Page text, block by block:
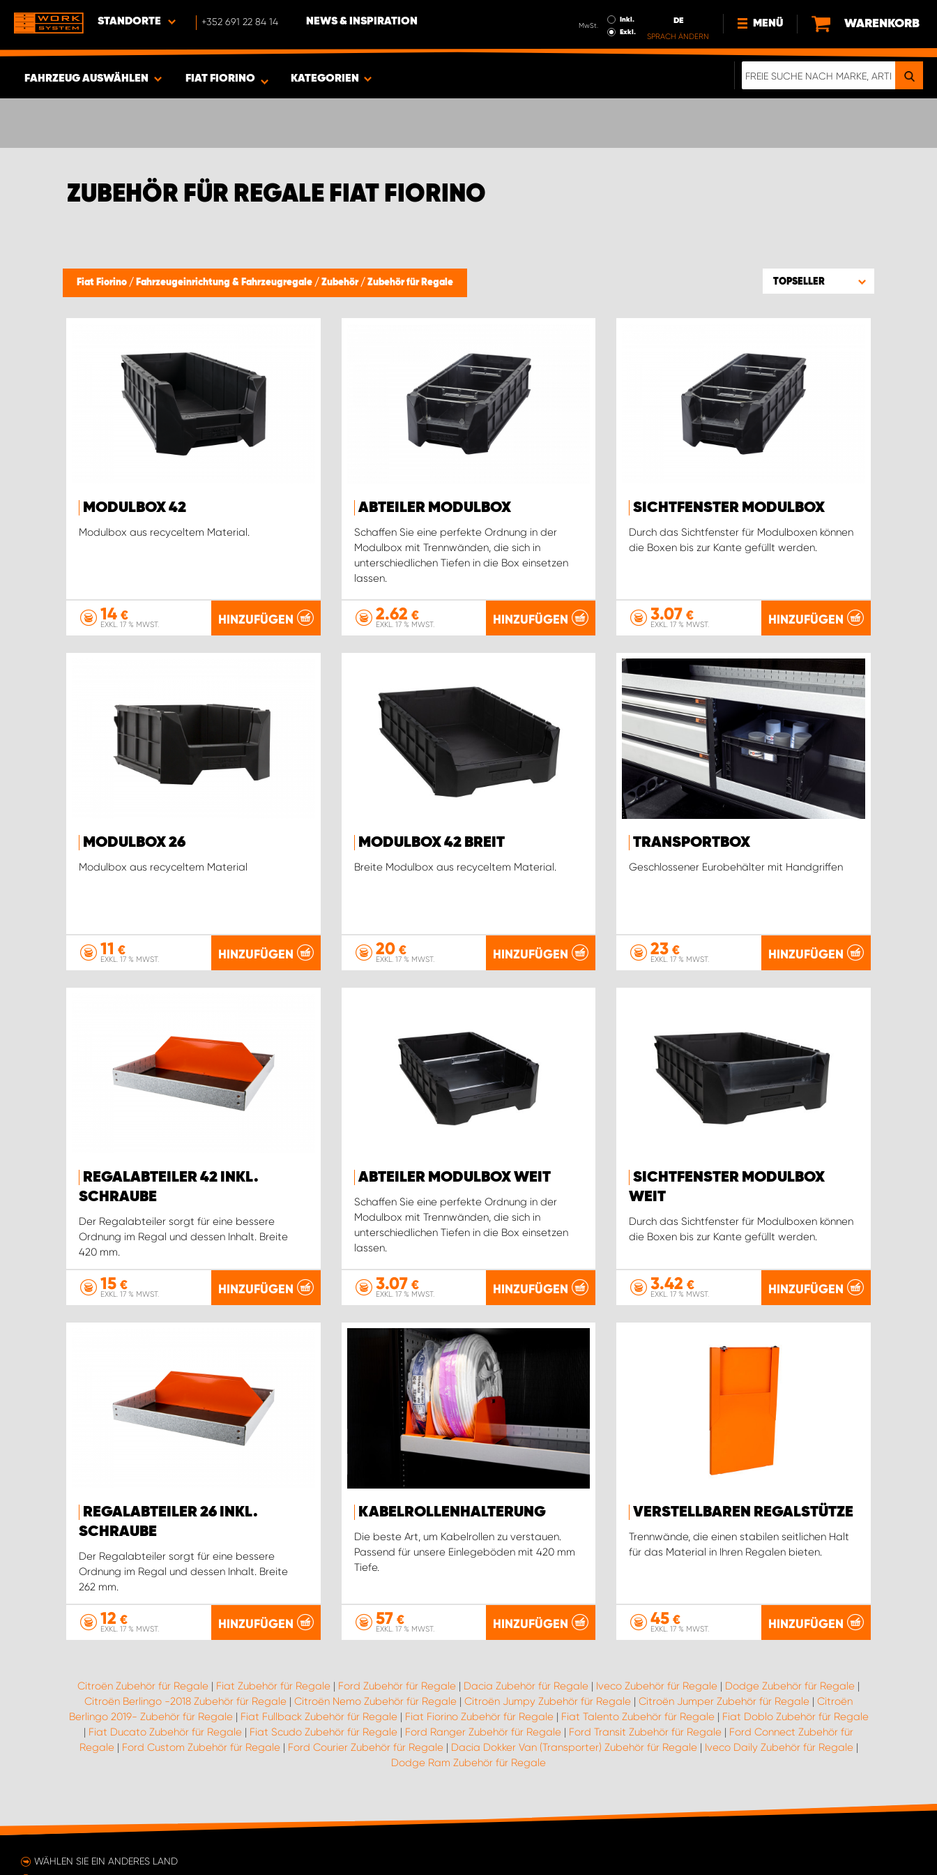
STANDORTE +352 691 22 84 14 NEWS & INSPIRATION MwSt.
Inkl.
Exkl.
DE
SPRACH ÄNDERN
MENÜ
NEWS
WARENKORB
FAHRZEUG AUSWÄHLEN FIAT FIORINO KATEGORIEN
ZUBEHÖR FÜR REGALE FIAT FIORINO
Fiat Fiorino / Fahrzeugeinrichtung & Fahrzeugregale / Zubehör / Zubehör für Regale TOPSELLER
MODULBOX 42
Modulbox aus recyceltem Material.
14 €
EXKL. 17 % MWST. HINZUFÜGEN
ABTEILER MODULBOX
Schaffen Sie eine perfekte Ordnung in der
Modulbox mit Trennwänden, die sich in
unterschiedlichen Tiefen in die Box einsetzen
lassen.
2.62 €
EXKL. 17 % MWST. HINZUFÜGEN
SICHTFENSTER MODULBOX
Durch das Sichtfenster für Modulboxen können
die Boxen bis zur Kante gefüllt werden.
3.07 €
EXKL. 17 % MWST. HINZUFÜGEN
MODULBOX 26
Modulbox aus recyceltem Material
11 €
EXKL. 17 % MWST. HINZUFÜGEN
MODULBOX 42 BREIT
Breite Modulbox aus recyceltem Material.
20€
EXKL. 17 % MWST. HINZUFÜGEN
TRANSPORTBOX
Geschlossener Eurobehälter mit Handgriffen
23 €
EXKL. 17 % MWST. HINZUFÜGEN
REGALABTEILER 42 INKL.
SCHRAUBE
Der Regalabteiler sorgt für eine bessere
Ordnung im Regal und dessen Inhalt. Breite
420 mm.
15 €
EXKL. 17 % MWST. HINZUFÜGEN
ABTEILER MODULBOX WEIT
Schaffen Sie eine perfekte Ordnung in der
Modulbox mit Trennwänden, die sich in
unterschiedlichen Tiefen in die Box einsetzen
lassen.
3.07€
EXKL. 17 % MWST. HINZUFÜGEN
SICHTFENSTER MODULBOX
WEIT
Durch das Sichtfenster für Modulboxen können
die Boxen bis zur Kante gefüllt werden.
3.42 €
EXKL. 17 % MWST. HINZUFÜGEN
REGALABTEILER 26 INKL.
SCHRAUBE
Der Regalabteiler sorgt für eine bessere
Ordnung im Regal und dessen Inhalt. Breite
262 mm.
12 €
EXKL. 17 % MWST. HINZUFÜGEN
KABELROLLENHALTERUNG
Die beste Art, um Kabelrollen zu verstauen.
Passend für unsere Einlegeböden mit 420 mm
Tiefe.
57€
EXKL. 17 % MWST. HINZUFÜGEN
VERSTELLBAREN REGALSTÜTZE
Trennwände, die einen stabilen seitlichen Halt
für das Material in Ihren Regalen bieten.
45 €
EXKL. 17 % MWST. HINZUFÜGEN
Citroën Zubehör für Regale | Fiat Zubehör für Regale | Ford Zubehör für Regale | Dacia Zubehör für Regale | Iveco Zubehör für Regale | Dodge Zubehör für Regale |
Citroën Berlingo -2018 Zubehör für Regale | Citroën Nemo Zubehör für Regale | Citroën Jumpy Zubehör für Regale | Citroën Jumper Zubehör für Regale | Citroën
Berlingo 2019- Zubehör für Regale| Fiat Fullback Zubehör für Regale| Fiat Fiorino Zubehör für Regale| Fiat Talento Zubehör für Regale| Fiat Doblo Zubehör für Regale
| Fiat Ducato Zubehör für Regale | Fiat Scudo Zubehör für Regale | Ford Ranger Zubehör für Regale | Ford Transit Zubehör für Regale | Ford Connect Zubehör für
Regale| Ford Custom Zubehör für Regale| Ford Courier Zubehör für Regale| Dacia Dokker Van (Transporter) Zubehör für Regale| Iveco Daily Zubehör für Regale|
Dodge Ram Zubehör für Regale
WÄHLEN SIE EIN ANDERES LAND